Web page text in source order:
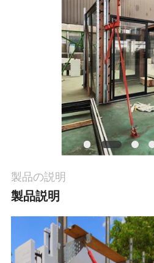
理
達
製品の説明
製品説明